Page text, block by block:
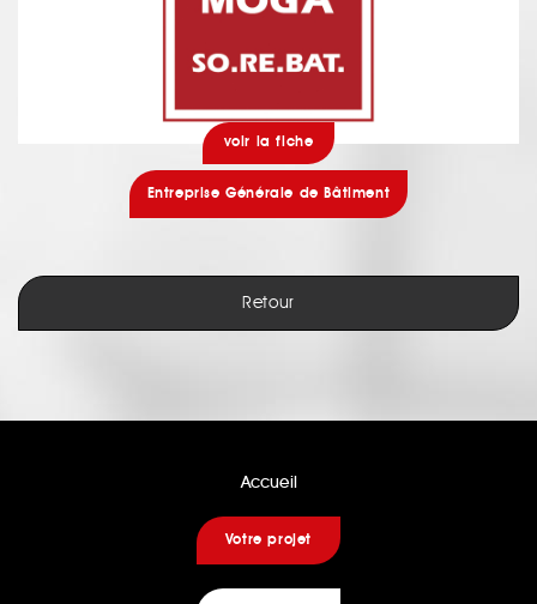
voir la fiche
Entreprise Générale de Bâtiment
Retour
Accueil
Votre projet